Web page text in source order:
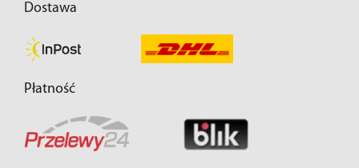
Dostawa
Płatność